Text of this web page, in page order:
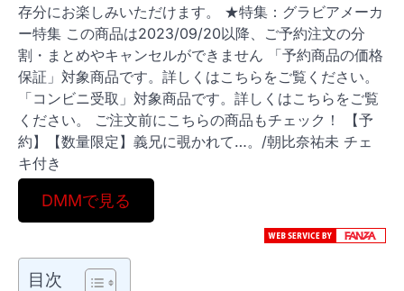
存分にお楽しみいただけます。 ★特集：グラビアメーカ
ー特集 この商品は2023/09/20以降、ご予約注文の分
割・まとめやキャンセルができません 「予約商品の価格
保証」対象商品です。詳しくはこちらをご覧ください。
「コンビニ受取」対象商品です。詳しくはこちらをご覧
ください。 ご注文前にこちらの商品もチェック！ 【予
約】【数量限定】義兄に覗かれて…。/朝比奈祐未 チェ
キ付き
DMMで見る
目次